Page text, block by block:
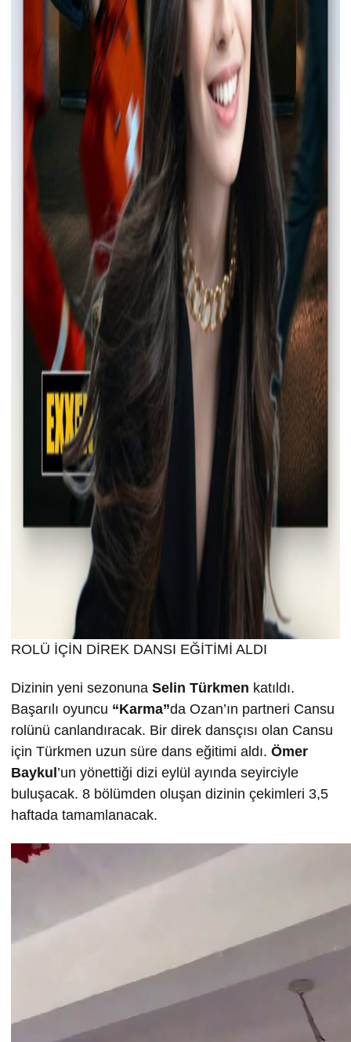
ROLÜ İÇİN DİREK DANSI EĞİTİMİ ALDI
Dizinin yeni sezonuna Selin Türkmen katıldı.
Başarılı oyuncu “Karma”da Ozan’ın partneri Cansu
rolünü canlandıracak. Bir direk dansçısı olan Cansu
için Türkmen uzun süre dans eğitimi aldı. Ömer
Baykul’un yönettiği dizi eylül ayında seyirciyle
buluşacak. 8 bölümden oluşan dizinin çekimleri 3,5
haftada tamamlanacak.